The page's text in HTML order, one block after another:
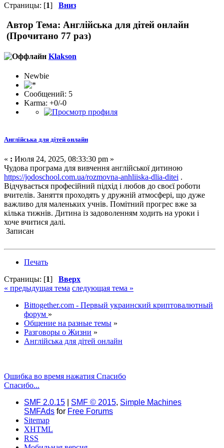
Страницы: [1] Вниз
Автор Тема: Англійська для дітей онлайн
(Прочитано 77 раз)
Klakson
Newbie
Сообщений: 5
Karma: +0/-0
Англійська для дітей онлайн
« : Июля 24, 2025, 08:33:30 pm »
Чудова програма для вивчення англійської дитиною
https://jodoschool.com.ua/rozmovna-anhliiska-dlia-ditei .
Відчувається професійний підхід і любов до своєї роботи
вчителів. Заняття проходять у дружній атмосфері, що дуже
важливо для маленьких учнів. Помітний прогрес вже за
кілька тижнів. Дитина із задоволенням ходить на уроки і
хоче вчитися далі.
Записан
Печать
Страницы: [1] Вверх
« предыдущая тема следующая тема »
Bittogether.com - Первый украинский криптовалютный
форум »
Общение на разные темы »
Разговоры о Жизни »
Англійська для дітей онлайн
Ошибка во время нажатия Спасибо
Спасибо...
SMF 2.0.15
SMF © 2015, Simple Machines
SMFAds for Free Forums
Sitemap
XHTML
RSS